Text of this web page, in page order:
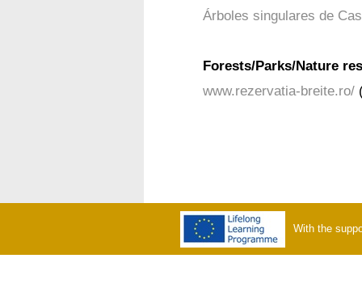
Árboles singulares de
Forests/Parks/Nature
www.rezervatia-breite.ro/
With the